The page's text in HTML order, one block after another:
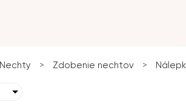
Nechty > Zdobenie nechtov >